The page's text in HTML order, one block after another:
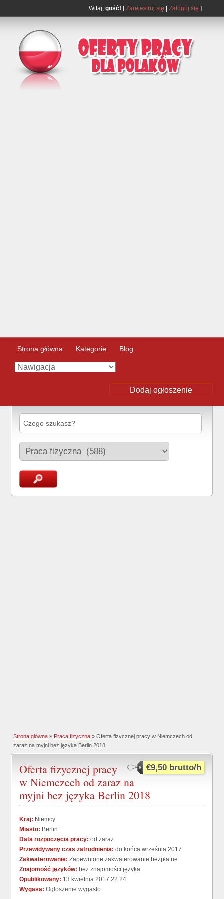
Witaj, gość! [Zarejestruj się Zaloguj się ]
Strona główna Kategorie Blog
Dodaj ogłoszenie
Strona główna » Praca fizyczna » Oferta fizycznej pracy w Niemczech od
zaraz na myjni bez języka Berlin 2018
€9,50 brutto/h
Oferta fizycznej pracy
w Niemczech od zaraz na
myjni bez języka Berlin 2018
Kraj: Niemcy
Miasto: Berlin
Data rozpoczęcia pracy: od zaraz
Przewidywany czas zatrudnienia: do końca września 2017
Zakwaterowanie: Zapewnione zakwaterowanie bezpłatne
Znajomość języków: bez znajomości języka
Opublikowany: 13 kwietnia 2017 22:24
Wygasa: Ogłoszenie wygasło